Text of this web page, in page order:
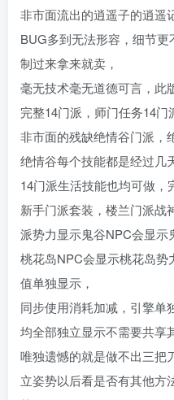
非市面流出的逍遥子的逍遥
BUG多到无法形容，细节
制过来拿来就卖，
毫无技术毫无道德可言，此
完整14门派，师门任务14门
非市面的残缺绝情谷门派，
绝情谷每个技能都是经过几
14门派生活技能也均可做，
新手门派套装，楼兰门派战
派势力显示鬼谷NPC会显示
桃花岛NPC会显示桃花岛
值单独显示，
同步使用消耗加减，引擎单
均全部独立显示不需要共享
唯独遗憾的就是做不出三把
立姿势以后看是否有其他方